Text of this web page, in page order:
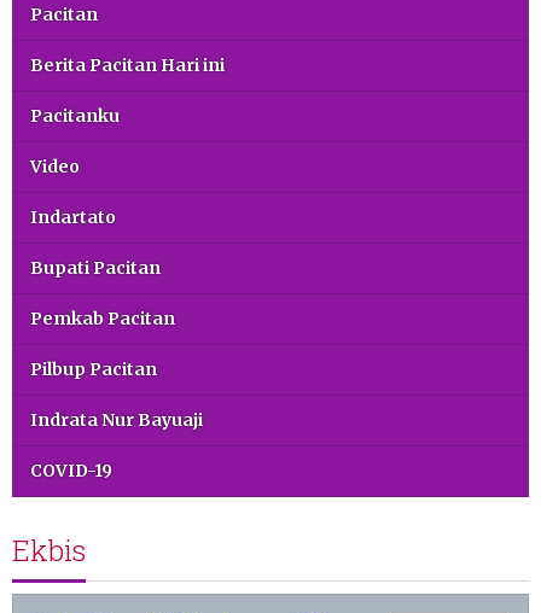
Pacitan
Berita Pacitan Hari ini
Pacitanku
Video
Indartato
Bupati Pacitan
Pemkab Pacitan
Pilbup Pacitan
Indrata Nur Bayuaji
COVID-19
Ekbis